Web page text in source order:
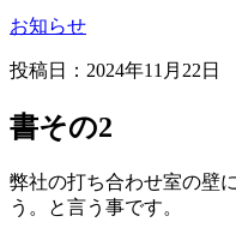
お知らせ
投稿日：2024年11月22日
書その2
弊社の打ち合わせ室の壁
う。と言う事です。